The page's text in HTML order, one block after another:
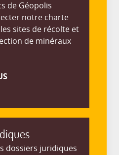
de Géopolis
notre charte
sites de récolte et
de minéraux
dossiers juridiques